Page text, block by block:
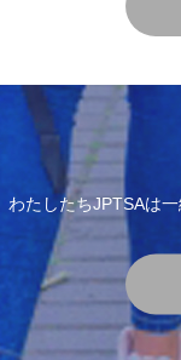
わたしたちJPTSAは